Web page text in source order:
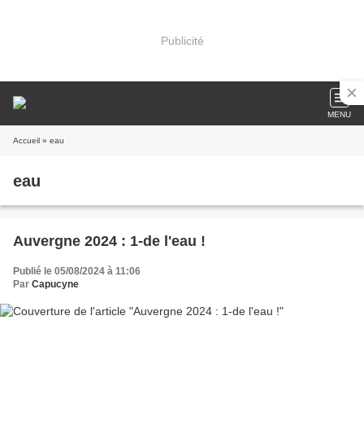
Publicité
MENU
Accueil » eau
eau
Auvergne 2024 : 1-de l'eau !
Publié le 05/08/2024 à 11:06
Par Capucyne